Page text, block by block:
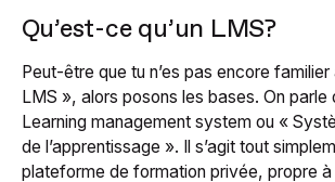
Qu’est-ce qu’un LMS?
Peut-être que tu n’es pas encore
LMS », alors posons les bases. On parle
Learning management system ou «
de l’apprentissage ». Il s’agit tout
plateforme de formation privée, propre à